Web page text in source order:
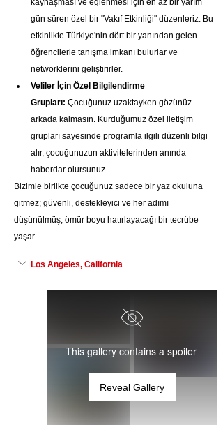
kaynaşması ve eğlenmesi için en az bir yarım
gün süren özel bir "Vakıf Etkinliği" düzenleriz. Bu
etkinlikte Türkiye'nin dört bir yanından gelen
öğrencilerle tanışma imkanı bulurlar ve
networklerini geliştirirler.
Veliler İçin Özel Bilgilendirme
Grupları: Çocuğunuz uzaktayken gözünüz
arkada kalmasın. Kurduğumuz özel iletişim
grupları sayesinde programla ilgili düzenli bilgi
alır, çocuğunuzun aktivitelerinden anında
haberdar olursunuz.
Bizimle birlikte çocuğunuz sadece bir yaz okuluna
gitmez; güvenli, destekleyici ve her adımı
düşünülmüş, ömür boyu hatırlayacağı bir tecrübe
yaşar.
Los Angeles, California
This gallery contains a spoiler
Reveal Gallery